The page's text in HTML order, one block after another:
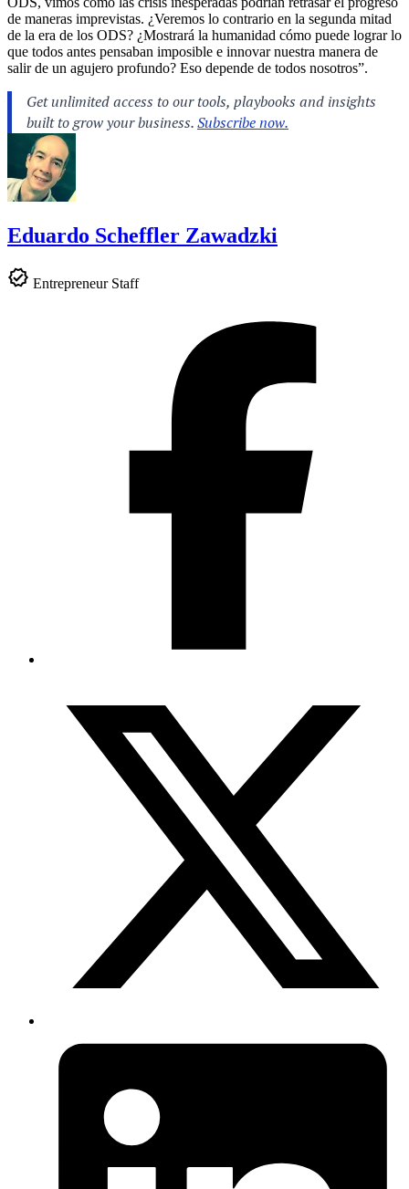
de maneras imprevistas. ¿Veremos lo contrario en la segunda mitad
de la era de los ODS? ¿Mostrará la humanidad cómo puede lograr lo
que todos antes pensaban imposible e innovar nuestra manera de
salir de un agujero profundo? Eso depende de todos nosotros”.
Eduardo Scheffler Zawadzki
Entrepreneur Staff